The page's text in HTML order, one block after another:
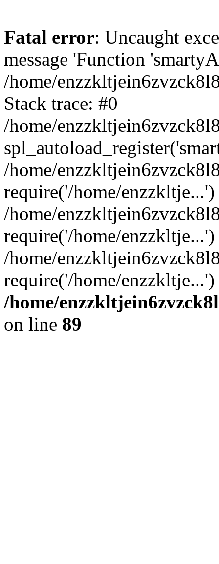
Fatal error: Uncaught
message 'Function
/home/
Stack trace: #0
/home/
/home/
require('/home/enzzkltje...')
/home/
require('/home/enzzkltje...')
/home/
require('/home/
/home/
on line 89